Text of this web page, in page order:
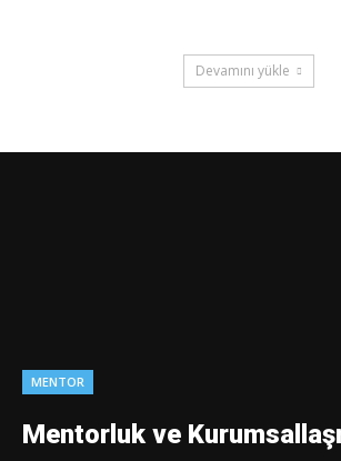
Devamını yükle
MENTOR
Mentorluk ve